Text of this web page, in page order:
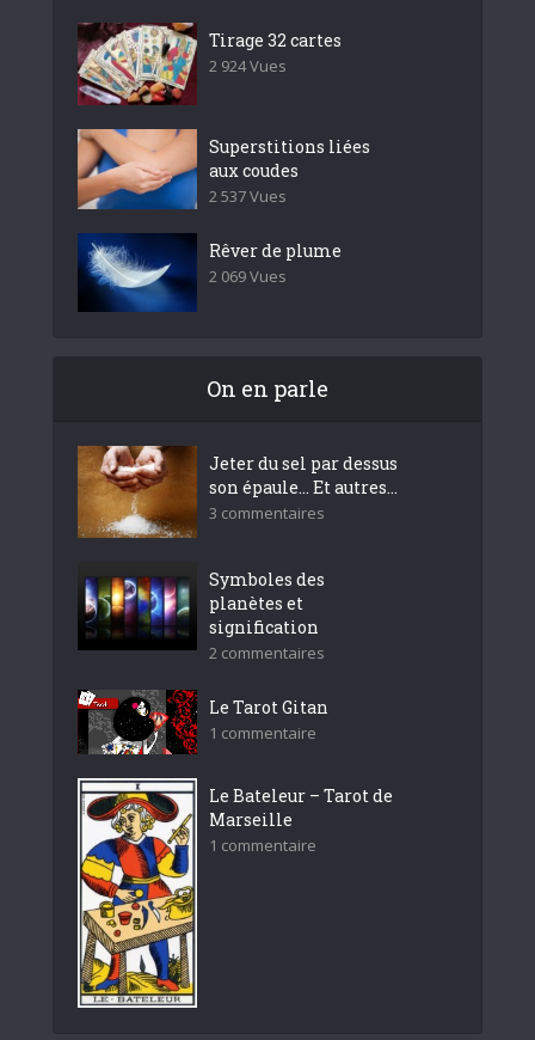
Tirage 32 cartes
2 924 Vues
Superstitions liées
aux coudes
2 537 Vues
Rêver de plume
2 069 Vues
On en parle
Jeter du sel par dessus
son épaule… Et autres...
3 commentaires
Symboles des
planètes et
signification
2 commentaires
Le Tarot Gitan
1 commentaire
Le Bateleur – Tarot de
Marseille
1 commentaire